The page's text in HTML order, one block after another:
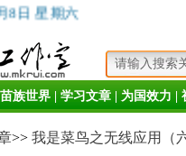
8日 星期六
苗族世界 学习文章 为国效力
>> 我是菜鸟之无线应用（